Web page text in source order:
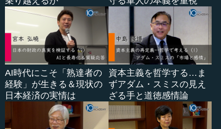
AI時代にこそ「熟達者の
経験」が生きる＆現状の
日本経済の実情は
資本主義を哲学する…ま
ずアダム・スミスの見え
ざる手と道徳感情論